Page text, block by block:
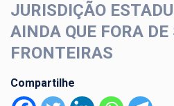
JURISDIÇÃO
AINDA QUE FORA DE
FRONTEIRAS
Compartilhe